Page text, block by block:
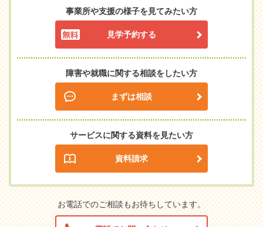
事業所や支援の様子を見てみたい方
見学予約する
障害や就職に関する相談をしたい方
まずは相談
サービスに関する資料を見たい方
資料請求
お電話でのご相談もお待ちしています。